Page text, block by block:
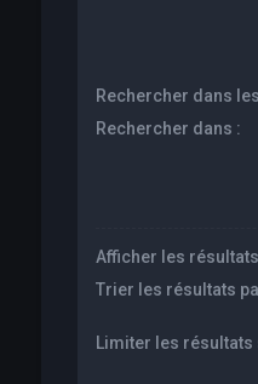
Rechercher dans
Rechercher dans :
Afficher les
Trier les résultats
Limiter les résultats